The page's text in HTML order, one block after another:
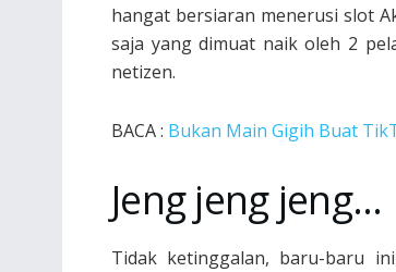
hangat bersiaran menerusi slot
saja yang dimuat naik oleh 2
netizen.
BACA : Bukan Main Gigih Buat
Jeng jeng jeng…
Tidak ketinggalan, baru-baru